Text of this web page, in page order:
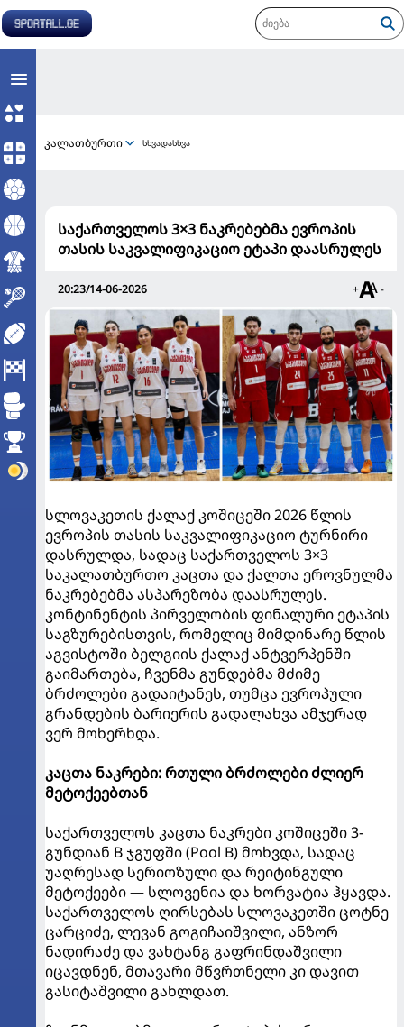
კალათბურთი სხვადასხვა
საქართველოს 3×3 ნაკრებებმა ევროპის
თასის საკვალიფიკაციო ეტაპი დაასრულეს
20:23/14-06-2026 + -
სლოვაკეთის ქალაქ კოშიცეში 2026 წლის
ევროპის თასის საკვალიფიკაციო ტურნირი
დასრულდა, სადაც საქართველოს 3×3
საკალათბურთო კაცთა და ქალთა ეროვნულმა
ნაკრებებმა ასპარეზობა დაასრულეს.
კონტინენტის პირველობის ფინალური ეტაპის
საგზურებისთვის, რომელიც მიმდინარე წლის
აგვისტოში ბელგიის ქალაქ ანტვერპენში
გაიმართება, ჩვენმა გუნდებმა მძიმე
ბრძოლები გადაიტანეს, თუმცა ევროპული
გრანდების ბარიერის გადალახვა ამჯერად
ვერ მოხერხდა.
კაცთა ნაკრები: რთული ბრძოლები ძლიერ
მეტოქეებთან
საქართველოს კაცთა ნაკრები კოშიცეში 3-
გუნდიან B ჯგუფში (Pool B) მოხვდა, სადაც
უაღრესად სერიოზული და რეიტინგული
მეტოქეები — სლოვენია და ხორვატია ჰყავდა.
საქართველოს ღირსებას სლოვაკეთში ცოტნე
ცარციძე, ლევან გოგიჩაიშვილი, ანზორ
ნადირაძე და ვახტანგ გაფრინდაშვილი
იცავდნენ, მთავარი მწვრთნელი კი დავით
გასიტაშვილი გახლდათ.